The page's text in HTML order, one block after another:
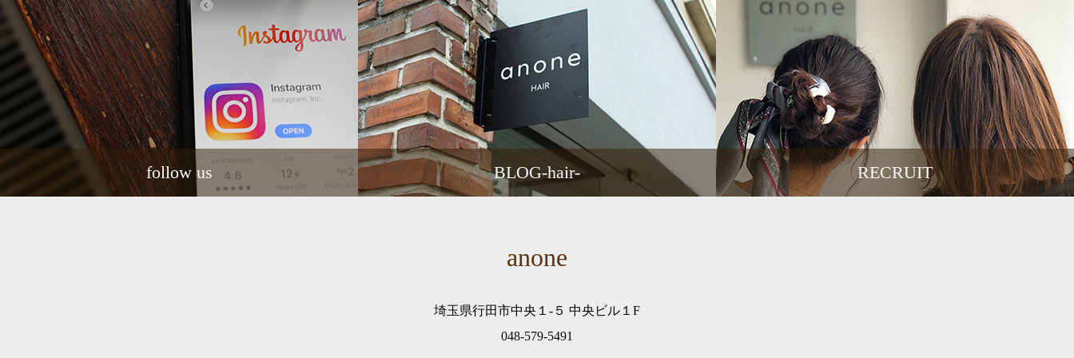
follow us BLOG-hair- RECRUIT
anone
埼玉県行田市中央１-５ 中央ビル１F
048-579-5491